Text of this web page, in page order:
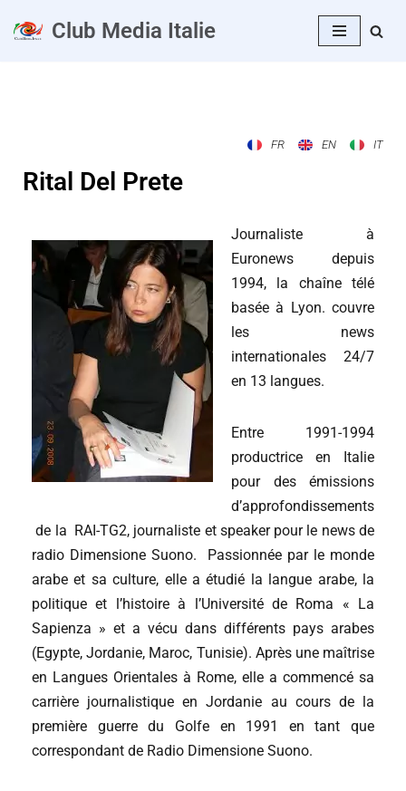
Club Media Italie
FR EN IT
Rital Del Prete
Journaliste à
Euronews depuis
1994, la chaîne télé
basée à Lyon. couvre
les news
internationales 24/7
en 13 langues.
Entre 1991-1994
productrice en Italie
pour des émissions
d’approfondissements
de la RAI-TG2, journaliste et speaker pour le news de
radio Dimensione Suono. Passionnée par le monde
arabe et sa culture, elle a étudié la langue arabe, la
politique et l’histoire à l’Université de Roma « La
Sapienza » et a vécu dans différents pays arabes
(Egypte, Jordanie, Maroc, Tunisie). Après une maîtrise
en Langues Orientales à Rome, elle a commencé sa
carrière journalistique en Jordanie au cours de la
première guerre du Golfe en 1991 en tant que
correspondant de Radio Dimensione Suono.